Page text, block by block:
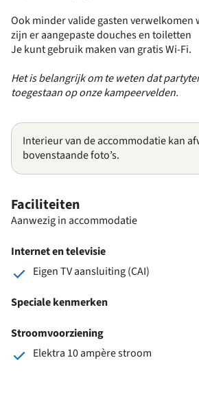
Ook minder valide gasten verwelkomen
zijn er aangepaste douches en toiletten
Je kunt gebruik maken van gratis Wi-Fi.
Het is belangrijk om te weten dat
toegestaan op onze kampeervelden.
Interieur van de accommodatie kan
bovenstaande foto’s.
Faciliteiten
Aanwezig in accommodatie
Internet en televisie
Eigen TV aansluiting (CAI)
Speciale kenmerken
Stroomvoorziening
Elektra 10 ampère stroom